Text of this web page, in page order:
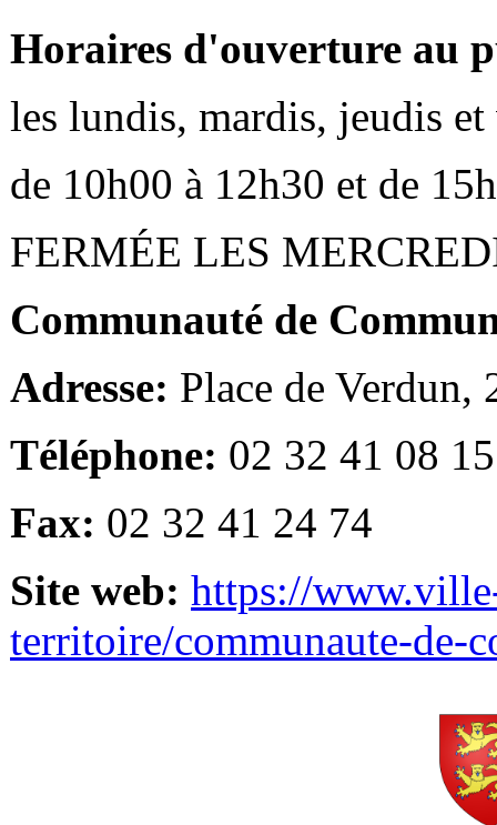
Horaires d'ouverture au
les lundis, mardis, jeudis et
de 10h00 à 12h30 et de
FERMÉE LES
Communauté de
Adresse: Place de Verdun,
Téléphone: 02 32 41 08 15
Fax: 02 32 41 24 74
Site web: https://
territoire/communaute-de-